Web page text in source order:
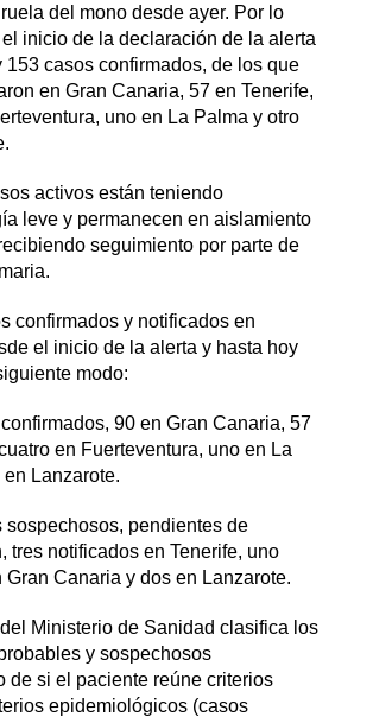
del mono desde ayer. Por lo
inicio de la declaración de la alerta
153 casos confirmados, de los que
en Gran Canaria, 57 en Tenerife,
uno en La Palma y otro
activos están teniendo
leve y permanecen en aislamiento
seguimiento por parte de
confirmados y notificados en
el inicio de la alerta y hasta hoy
modo:
90 en Gran Canaria, 57
en Fuerteventura, uno en La
Lanzarote.
sospechosos, pendientes de
tres notificados en Tenerife, uno
Gran Canaria y dos en Lanzarote.
Ministerio de Sanidad clasifica los
y sospechosos
de si el paciente reúne criterios
epidemiológicos (casos